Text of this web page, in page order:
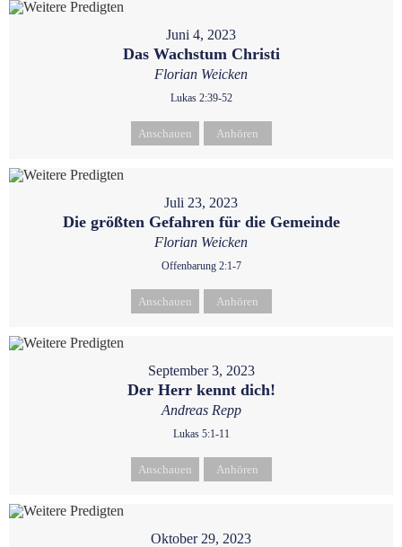
Juni 4, 2023
Das Wachstum Christi
Florian Weicken
Lukas 2:39-52
Anschauen Anhören
Juli 23, 2023
Die größten Gefahren für die Gemeinde
Florian Weicken
Offenbarung 2:1-7
Anschauen Anhören
September 3, 2023
Der Herr kennt dich!
Andreas Repp
Lukas 5:1-11
Anschauen Anhören
Oktober 29, 2023